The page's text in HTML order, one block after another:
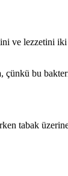
ve lezzetini iki
, çünkü bu
tabak